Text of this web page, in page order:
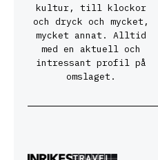
kultur, till klockor
och dryck och mycket,
mycket annat. Alltid
med en aktuell och
intressant profil på
omslaget.